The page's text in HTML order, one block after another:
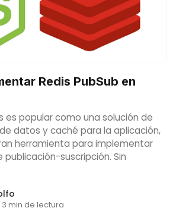
Redis PubSub en
es popular como una solución de
datos y caché para la aplicación,
herramienta para implementar
suscripción. Sin
3 min de lectura